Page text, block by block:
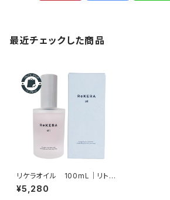
最近チェックした商品
リケラオイル 100mL｜リトル
サイエンティスト正規品
¥5,280